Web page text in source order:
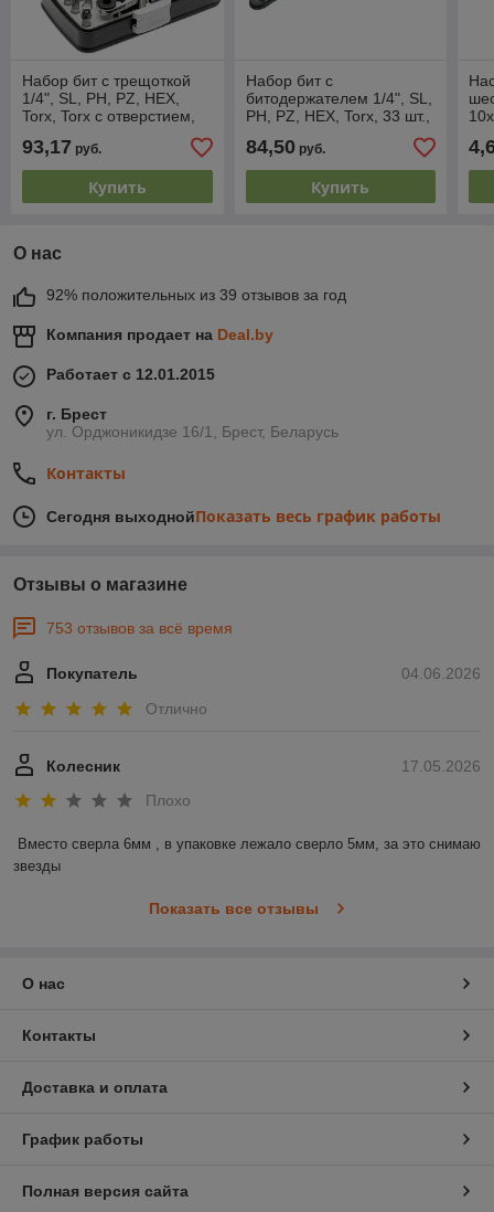
Набор бит с трещоткой
1/4", SL, PH, PZ, HEX,
Torx, Torx c отверстием,
93,17 руб.
Купить
Набор бит с
битодержателем 1/4", SL,
PH, PZ, HEX, Torx, 33 шт.,
84,50руб.
Купить
О нас
92% положительных из 39 отзывов за год
Компания продает на Deal.by
Работает с 12.01.2015
г. Брест
ул. Орджоникидзе 16/1, Брест, Беларусь
Контакты
Сегодня выходнойПоказать весь график работы
Отзывы о магазине
753 отзывов за всё время
04.06.2026
Покупатель
Отлично
17.05.2026
Колесник
Плохо
Вместо сверла 6мм , в упаковке лежало сверло 5мм, за это снимаю
звезды
Показать все отзывы
О нас
Контакты
Доставка и оплата
График работы
Полная версия сайта